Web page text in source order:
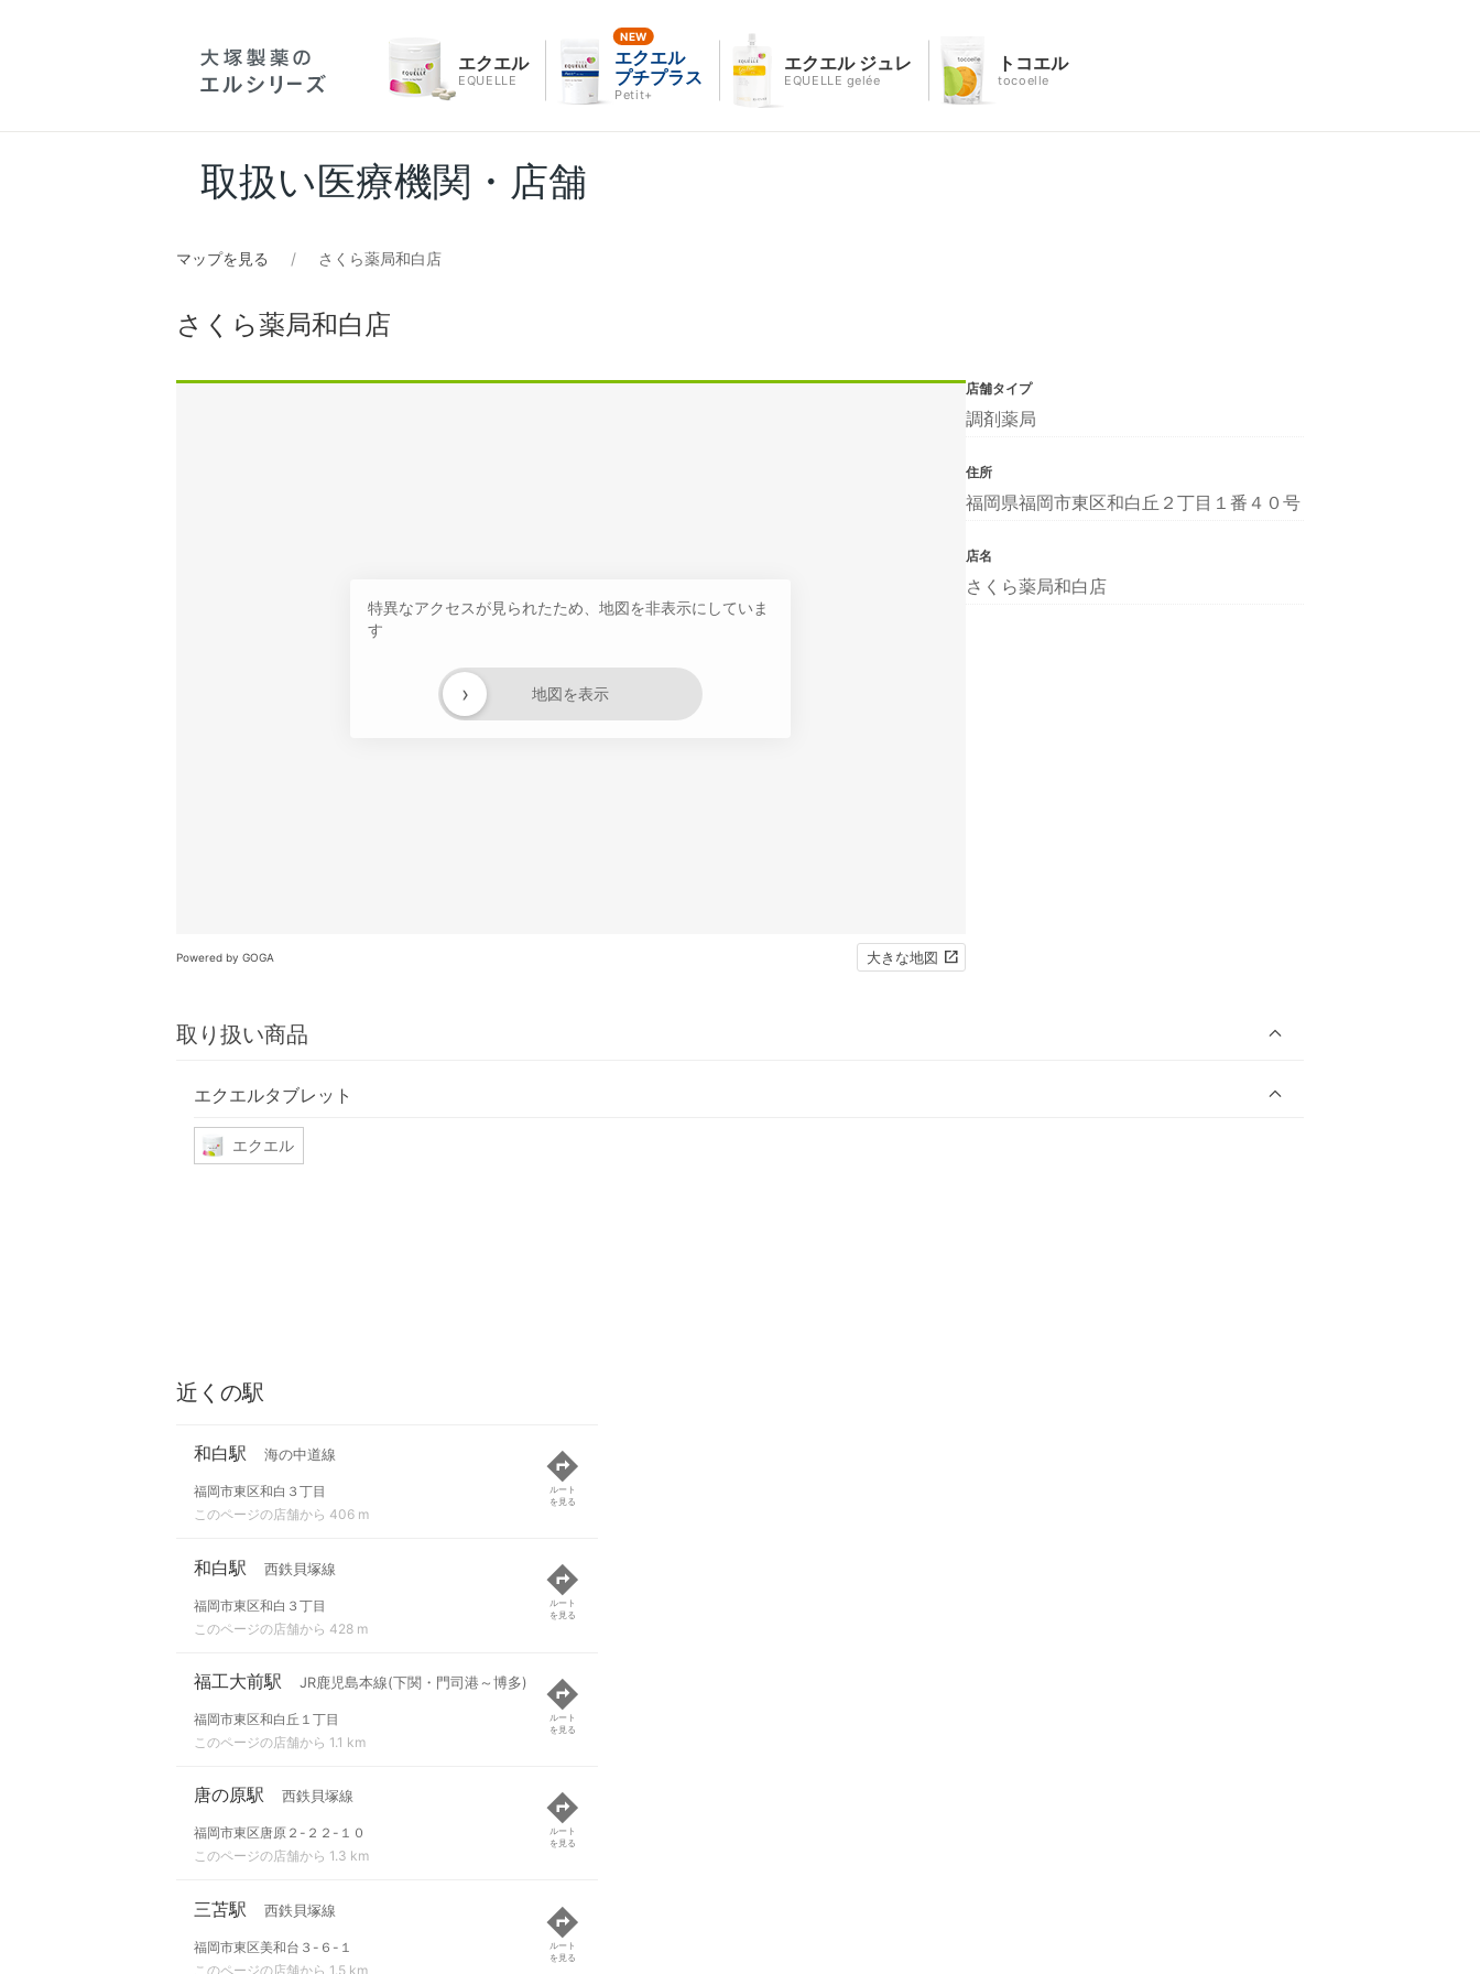
エクエル
EQUELLE
エクエル
プチプラス
Petit+
エクエル ジュレ
EQUELLE gelée
トコエル
tocoelle
取扱い医療機関・店舗
マップを見る さくら薬局和白店
さくら薬局和白店
特異なアクセスが見られたため、地図を非表示にしていま
す
地図を表示
›
Powered by GOGA 大きな地図
取り扱い商品
エクエルタブレット
エクエル
店舗タイプ
調剤薬局
住所
福岡県福岡市東区和白丘２丁目１番４０号
店名
さくら薬局和白店
近くの駅
和白駅 海の中道線
福岡市東区和白３丁目
このページの店舗から 406 m
ルート
を見る
和白駅 西鉄貝塚線
福岡市東区和白３丁目
このページの店舗から 428 m
ルート
を見る
福工大前駅 JR鹿児島本線(下関・門司港～博多)
福岡市東区和白丘１丁目
このページの店舗から 1.1 km
ルート
を見る
唐の原駅 西鉄貝塚線
福岡市東区唐原２-２２-１０
このページの店舗から 1.3 km
ルート
を見る
三苫駅 西鉄貝塚線
福岡市東区美和台３-６-１
このページの店舗から 1.5 km
ルート
を見る